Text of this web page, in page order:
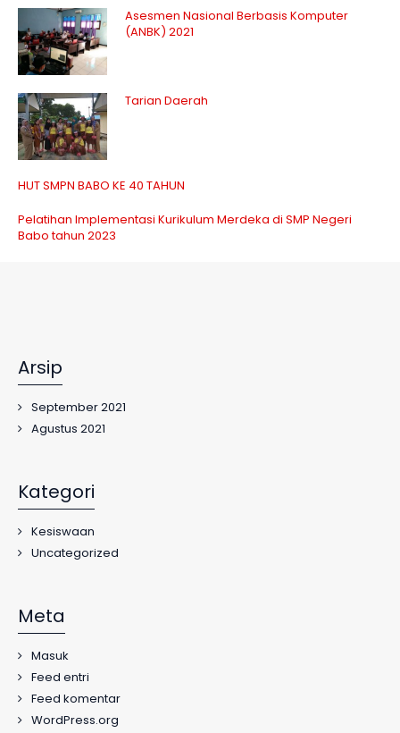
Asesmen Nasional Berbasis Komputer
(ANBK) 2021
Tarian Daerah
HUT SMPN BABO KE 40 TAHUN
Pelatihan Implementasi Kurikulum Merdeka di SMP Negeri
Babo tahun 2023
Arsip
September 2021
Agustus 2021
Kategori
Kesiswaan
Uncategorized
Meta
Masuk
Feed entri
Feed komentar
WordPress.org